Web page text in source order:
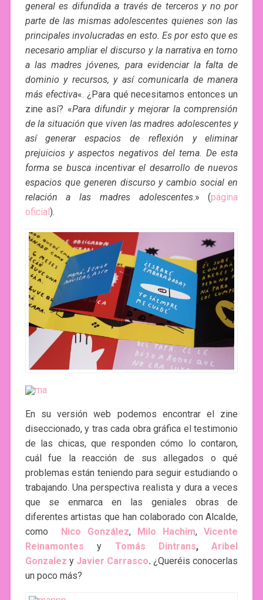
general es difundida a través de terceros y no por
parte de las mismas adolescentes quienes son las
principales involucradas en esto. Es por esto que es
necesario ampliar el discurso y la narrativa en torno
a las madres jóvenes, para evidenciar la falta de
dominio y recursos, y así comunicarla de manera
más efectiva«. ¿Para qué necesitamos entonces un
zine así? «Para difundir y mejorar la comprensión
de la situación que viven las madres adolescentes y
así generar espacios de reflexión y eliminar
prejuicios y aspectos negativos del tema. De esta
forma se busca incentivar el desarrollo de nuevos
espacios que generen discurso y cambio social en
relación a las madres adolescentes.» (página
oficial ).
En su versión web podemos encontrar el zine
diseccionado, y tras cada obra gráfica el testimonio
de las chicas, que responden cómo lo contaron,
cuál fue la reacción de sus allegados o qué
problemas están teniendo para seguir estudiando o
trabajando. Una perspectiva realista y dura a veces
que se enmarca en las geniales obras de
diferentes artistas que han colaborado con Alcalde,
como Nico González, Milo Hachim,Vicente
Reinamontes y Tomás Dintrans,
Aribel
Gonzalez y Javier Carrasco.¿Queréis conocerlas
un poco más?